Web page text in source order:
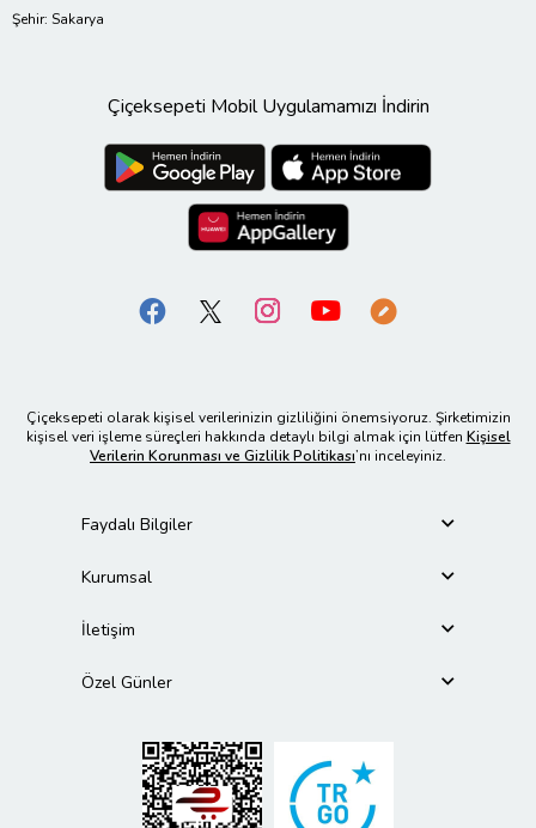
Şehir: Sakarya
Çiçeksepeti Mobil Uygulamamızı İndirin
Çiçeksepeti olarak kişisel verilerinizin gizliliğini önemsiyoruz. Şirketimizin
kişisel veri işleme süreçleri hakkında detaylı bilgi almak için lütfen Kişisel
Verilerin Korunması ve Gizlilik Politikası’nı inceleyiniz.
Faydalı Bilgiler
Kurumsal
İletişim
Özel Günler